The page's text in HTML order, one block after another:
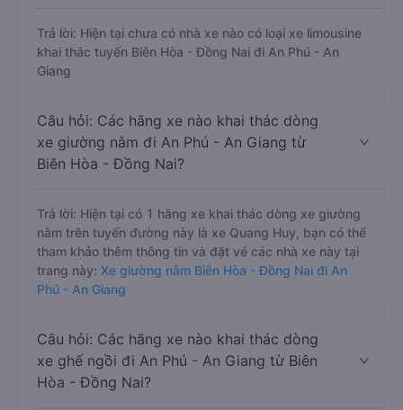
Trả lời: Hiện tại chưa có nhà xe nào có loại xe limousine
khai thác tuyến Biên Hòa - Đồng Nai đi An Phú - An
Giang
Câu hỏi: Các hãng xe nào khai thác dòng
xe giường nằm đi An Phú - An Giang từ
Biên Hòa - Đồng Nai?
Trả lời: Hiện tại có 1 hãng xe khai thác dòng xe giường
nằm trên tuyến đường này là xe Quang Huy, bạn có thể
tham khảo thêm thông tin và đặt vé các nhà xe này tại
trang này: Xe giường nằm Biên Hòa - Đồng Nai đi An
Phú - An Giang
Câu hỏi: Các hãng xe nào khai thác dòng
xe ghế ngồi đi An Phú - An Giang từ Biên
Hòa - Đồng Nai?